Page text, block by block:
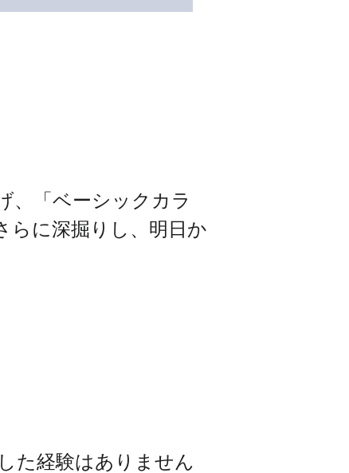
、「ベーシックカラ
らに深掘りし、明日か
た経験はありません